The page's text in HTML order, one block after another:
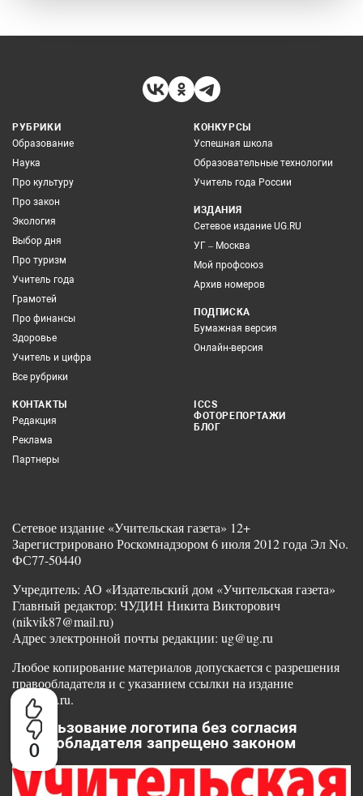
0
РУБРИКИ
Образование
Наука
Про культуру
Про закон
Экология
Выбор дня
Про туризм
Учитель года
Грамотей
Про финансы
Здоровье
Учитель и цифра
Все рубрики
КОНКУРСЫ
Успешная школа
Образовательные технологии
Учитель года России
ИЗДАНИЯ
Сетевое издание UG.RU
УГ – Москва
Мой профсоюз
Архив номеров
ПОДПИСКА
Бумажная версия
Онлайн-версия
КОНТАКТЫ
Редакция
Реклама
Партнеры
ICCS
ФОТОРЕПОРТАЖИ
БЛОГ
Сетевое издание «Учительская газета» 12+
Зарегистрировано Роскомнадзором 6 июля 2012 года Эл No.
ФС77-50440
Учредитель: АО «Издательский дом «Учительская газета»
Главный редактор: ЧУДИН Никита Викторович
(nikvik87@mail.ru)
Адрес электронной почты редакции: ug@ug.ru
Любое копирование материалов допускается с разрешения
правообладателя и с указанием ссылки на издание
www.ug.ru.
Использование логотипа без согласия
правообладателя запрещено законом